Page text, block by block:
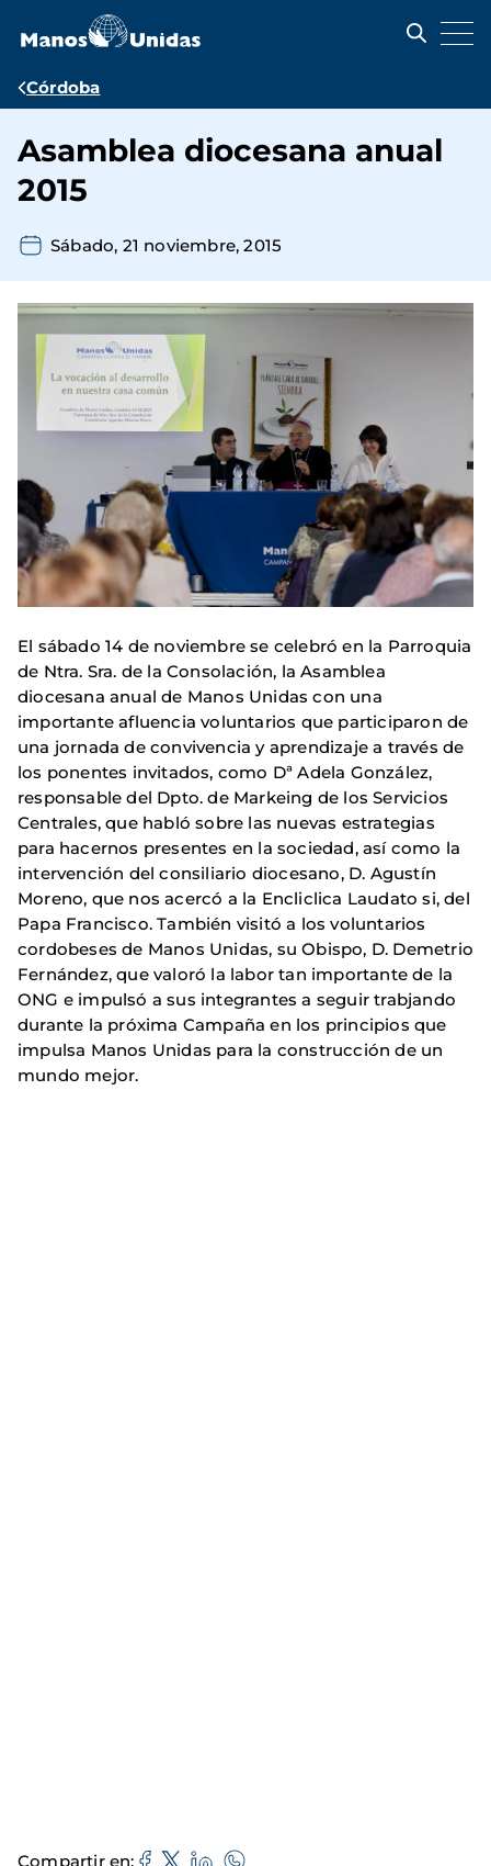
contenido
Ruta
navegación
Córdoba
Asamblea diocesana anual
2015
Sábado, 21 noviembre, 2015
El sábado 14 de noviembre se celebró en la Parroquia
de Ntra. Sra. de la Consolación, la Asamblea
diocesana anual de Manos Unidas con una
importante afluencia voluntarios que participaron de
una jornada de convivencia y aprendizaje a través de
los ponentes invitados, como Dª Adela González,
responsable del Dpto. de Markeing de los Servicios
Centrales, que habló sobre las nuevas estrategias
para hacernos presentes en la sociedad, así como la
intervención del consiliario diocesano, D. Agustín
Moreno, que nos acercó a la Encliclica Laudato si, del
Papa Francisco. También visitó a los voluntarios
cordobeses de Manos Unidas, su Obispo, D. Demetrio
Fernández, que valoró la labor tan importante de la
ONG e impulsó a sus integrantes a seguir trabjando
durante la próxima Campaña en los principios que
impulsa Manos Unidas para la construcción de un
mundo mejor.
Compartir en